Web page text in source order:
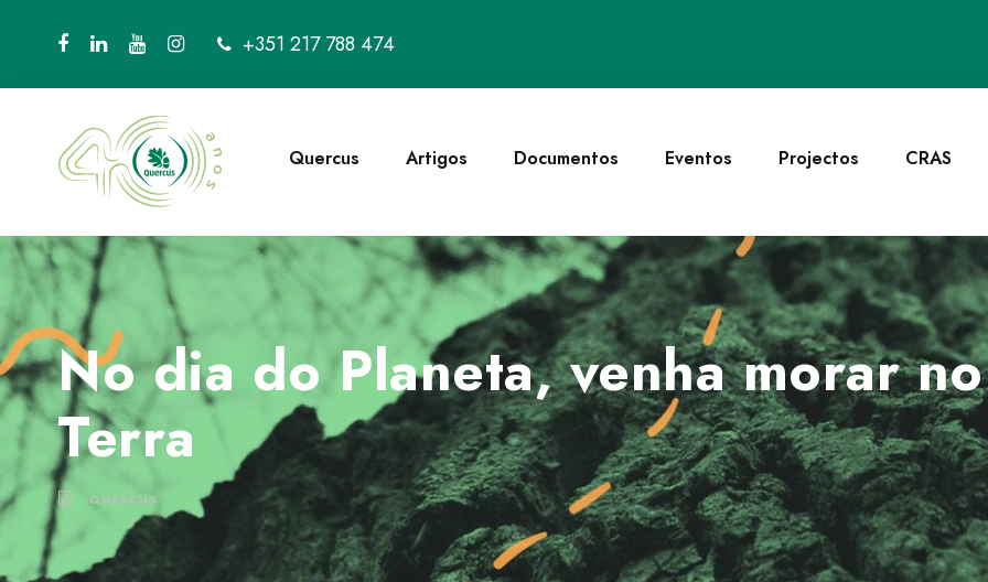
+351 217 788 474
Quercus Artigos Documentos Eventos Projectos CRAS
No dia do Planeta, venha morar
Terra
QUERCUS